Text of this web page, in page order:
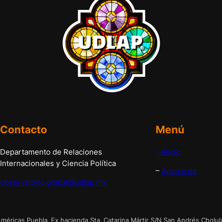
Contacto
Departamento de Relaciones
Internacionales y Ciencia Política
observatorio.global@udlap.mx
Menú
– Inicio
– Acerca de
Puebla. Ex hacienda Sta. Catarina Mártir S/N San Andrés